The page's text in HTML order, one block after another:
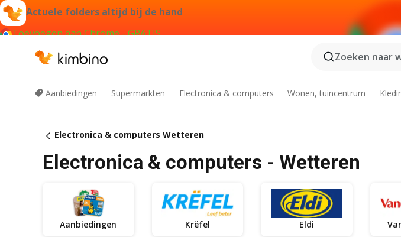
Actuele folders altijd bij de hand
Toevoegen aan Chrome - GRATIS
Zoeken naar
Aanbiedingen Supermarkten Electronica & computers Wonen, tuincentrum
Electronica & computers Wetteren
Electronica & computers - Wetteren
Aanbiedingen Krëfel Eldi